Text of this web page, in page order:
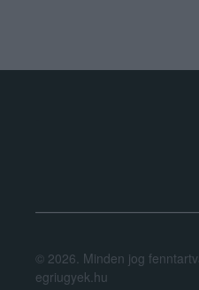
© 2026. Minden jog
egriugyek.hu